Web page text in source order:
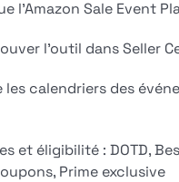
l'Amazon Sale Event
l'outil dans Seller
les calendriers des
et éligibilité : DOTD,
Prime exclusive